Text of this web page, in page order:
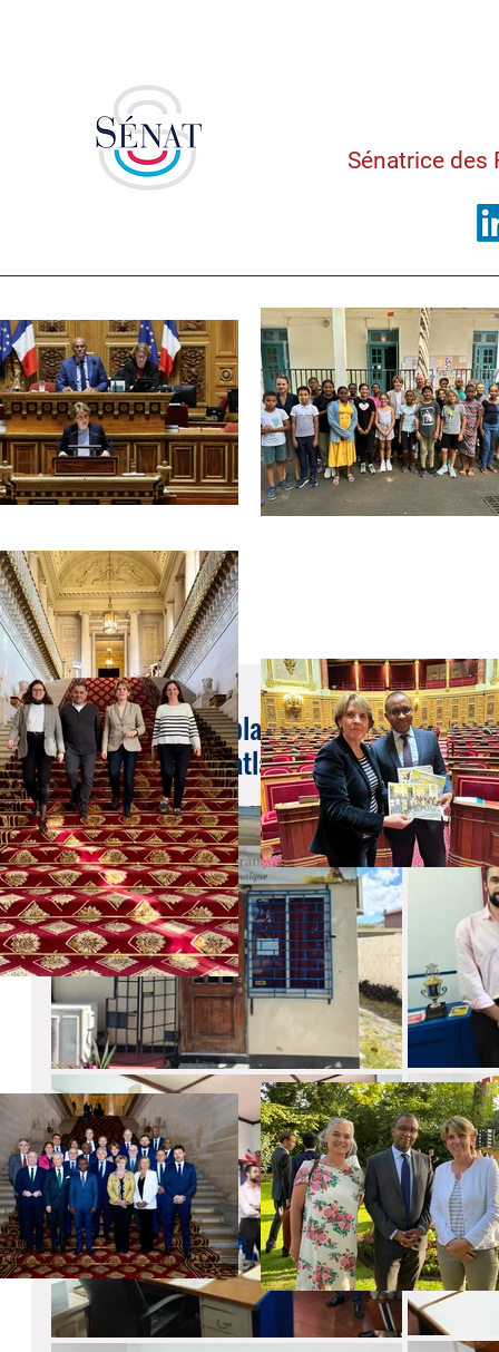
Sénatrice des
Retour sur mon déplacement en
déplacement transatlantique de plusieurs
28 janv. 2025